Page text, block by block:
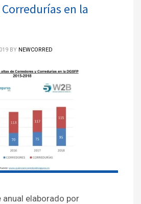
en la
BY NEWCORRED
elaborado por